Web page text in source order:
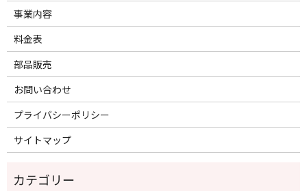
事業内容
料金表
部品販売
お問い合わせ
プライバシーポリシー
サイトマップ